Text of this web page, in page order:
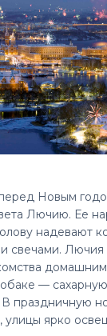
Новым
Лючию. Ее
надевают
свечами. Лючия
— сахарную
праздничную
улицы ярко